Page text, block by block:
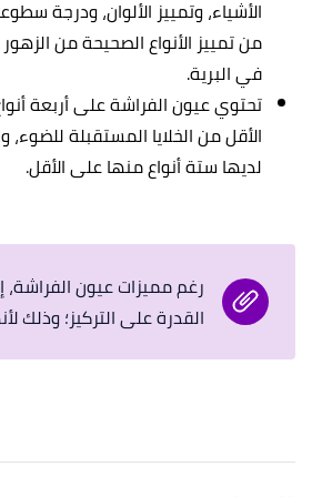
الأشياء، وتمييز الألوان، ودرجة
من تمييز الأنواع الصحيحة من
في البرية.
تحتوي عيون الفراشة على أربعة
الأقل من الخلايا المستقبلة للضوء،
لديها ستة أنواع منها على الأقل.
رغم مميزات عيون الفراشة،
القدرة على التركيز؛ وذلك